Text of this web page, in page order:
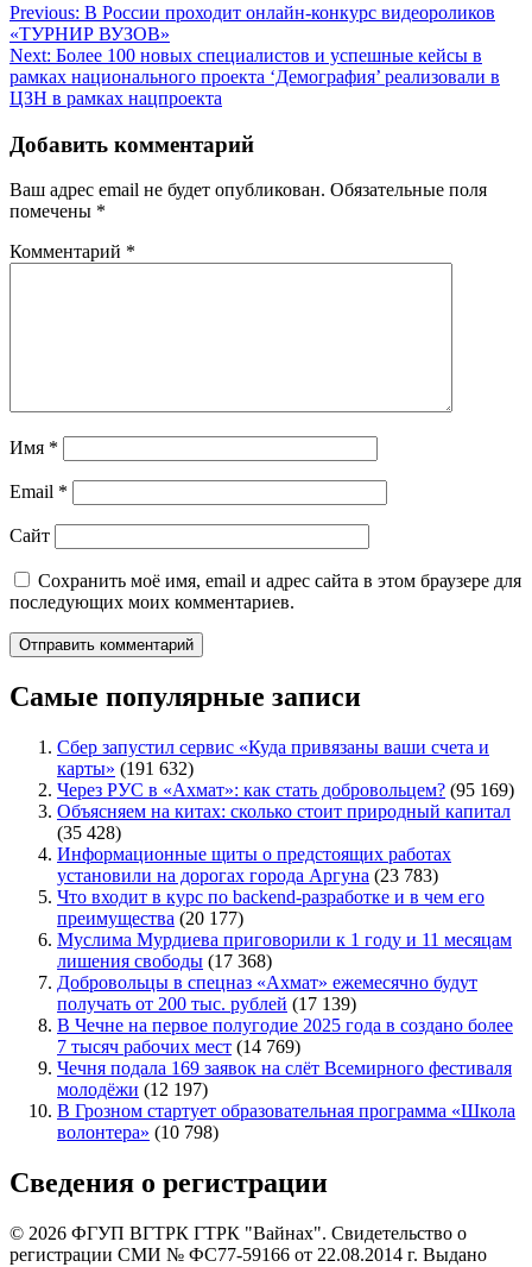
Навигация
по
записям
Previous: В России проходит онлайн-конкурс видеороликов
«ТУРНИР ВУЗОВ»
Next: Более 100 новых специалистов и успешные кейсы в
рамках национального проекта ‘Демография’ реализовали в
ЦЗН в рамках нацпроекта
Добавить комментарий
Ваш адрес email не будет опубликован. Обязательные поля
помечены *
Комментарий *
Имя *
Email *
Сайт
Сохранить моё имя, email и адрес сайта в этом браузере для
последующих моих комментариев.
Самые популярные записи
Сбер запустил сервис «Куда привязаны ваши счета и
карты» (191 632)
Через РУС в «Ахмат»: как стать добровольцем? (95 169)
Объясняем на китах: сколько стоит природный капитал
(35 428)
Информационные щиты о предстоящих работах
установили на дорогах города Аргуна (23 783)
Что входит в курс по backend-разработке и в чем его
преимущества (20 177)
Муслима Мурдиева приговорили к 1 году и 11 месяцам
лишения свободы (17 368)
Добровольцы в спецназ «Ахмат» ежемесячно будут
получать от 200 тыс. рублей (17 139)
В Чечне на первое полугодие 2025 года в создано более
7 тысяч рабочих мест (14 769)
Чечня подала 169 заявок на слёт Всемирного фестиваля
молодёжи (12 197)
В Грозном стартует образовательная программа «Школа
волонтера» (10 798)
Сведения о регистрации
© 2026 ФГУП ВГТРК ГТРК "Вайнах". Свидетельство о
регистрации СМИ № ФС77-59166 от 22.08.2014 г. Выдано